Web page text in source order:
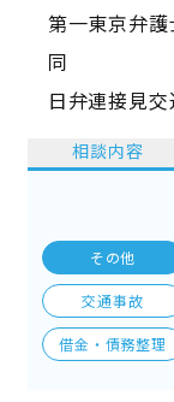
第一東京弁護
同 法
日弁連接見交
相談内容
その他
交通事故
借金・債務整理